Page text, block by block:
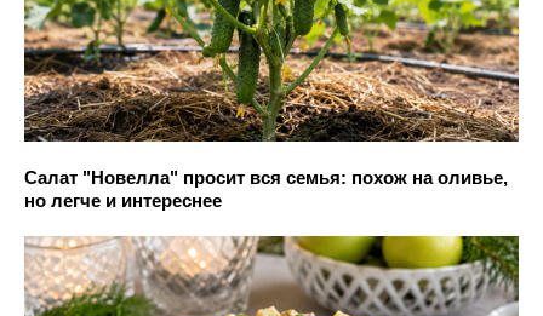
Салат "Новелла" просит вся семья: похож на оливье,
но легче и интереснее